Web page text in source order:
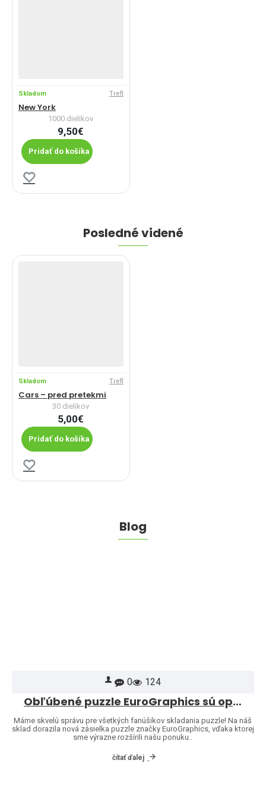
Skladom Trefl
New York
1000 dielikov
9,50€
Pridať do košíka
Posledné videné
Skladom Trefl
Cars – pred pretekmi
30 dielikov
5,00€
Pridať do košíka
Blog
0 124
Obľúbené puzzle EuroGraphics sú opäť skladom – a ponuku sme rozšírili o ďalšie motívy!
Máme skvelú správu pre všetkých fanúšikov skladania puzzle! Na náš
sklad dorazila nová zásielka puzzle značky EuroGraphics, vďaka ktorej
sme výrazne rozšírili našu ponuku..
čítať ďalej